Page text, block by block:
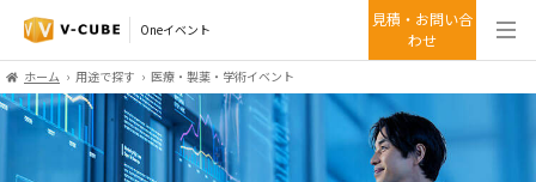
Oneイベント
見積・お問い合
わせ
ホーム 用途で探す 医療・製薬・学術イベント